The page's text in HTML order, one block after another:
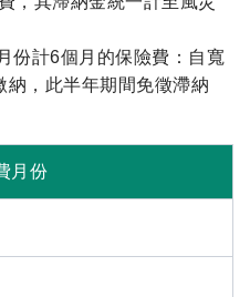
份計6個月的保險費：自寬
納，此半年期間免徵滯納
月份